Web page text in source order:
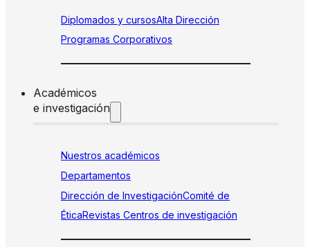
Diplomados y cursosAlta Dirección
Programas Corporativos
Académicos
e investigación
Nuestros académicos
Departamentos
Dirección de InvestigaciónComité de
ÉticaRevistas Centros de investigación